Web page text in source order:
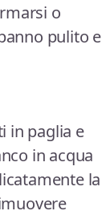
o
pulito e
in paglia e
in acqua
la